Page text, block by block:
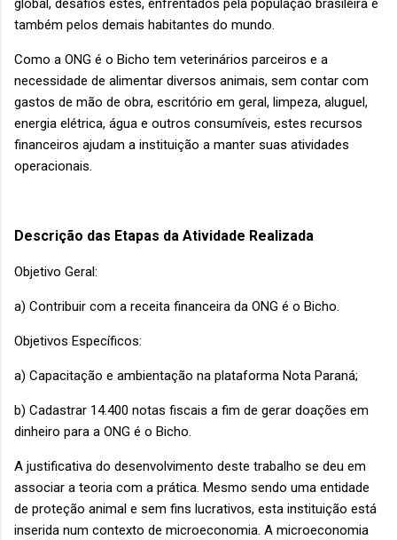
global, desafios estes, enfrentados pela população brasileira e
também pelos demais habitantes do mundo.
Como a ONG é o Bicho tem veterinários parceiros e a
necessidade de alimentar diversos animais, sem contar com
gastos de mão de obra, escritório em geral, limpeza, aluguel,
energia elétrica, água e outros consumíveis, estes recursos
financeiros ajudam a instituição a manter suas atividades
operacionais.
Descrição das Etapas da Atividade Realizada
Objetivo Geral:
a) Contribuir com a receita financeira da ONG é o Bicho.
Objetivos Específicos:
a) Capacitação e ambientação na plataforma Nota Paraná;
b) Cadastrar 14.400 notas fiscais a fim de gerar doações em
dinheiro para a ONG é o Bicho.
A justificativa do desenvolvimento deste trabalho se deu em
associar a teoria com a prática. Mesmo sendo uma entidade
de proteção animal e sem fins lucrativos, esta instituição está
inserida num contexto de microeconomia. A microeconomia